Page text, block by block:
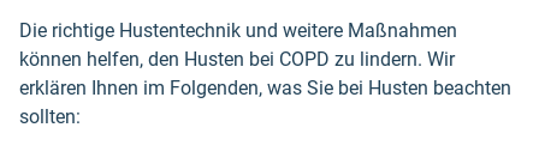
Die richtige Hustentechnik und weitere Maßnahmen
können helfen, den Husten bei COPD zu lindern. Wir
erklären Ihnen im Folgenden, was Sie bei Husten beachten
sollten: